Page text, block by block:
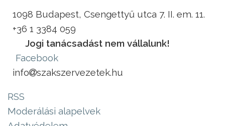
1098 Budapest, Csengettyű utca 7. II. em. 11.
+36 1 3384 059
Jogi tanácsadást nem vállalunk!
Facebook
info
szakszervezetek.hu
RSS
Moderálási alapelvek